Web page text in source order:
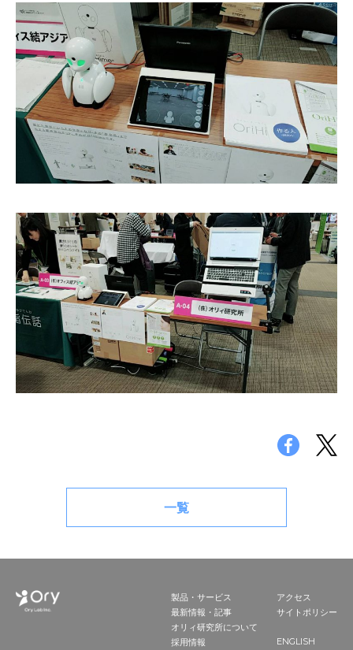
一覧
製品・サービス
最新情報・記事
オリィ研究所について
採用情報
アクセス
サイトポリシー
ENGLISH